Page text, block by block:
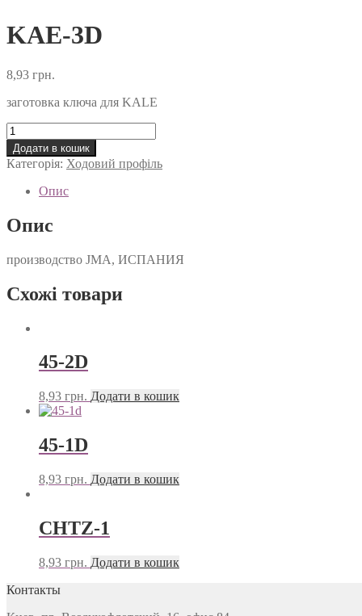
KAE-3D
8,93 грн.
заготовка ключа для KALE
KAE-
3D
кількість
Додати в кошик
Категорія: Ходовий профіль
Опис
Опис
производство JMA, ИСПАНИЯ
Схожі товари
45-2D
8,93 грн. Додати в кошик
45-1D
8,93 грн. Додати в кошик
CHTZ-1
8,93 грн. Додати в кошик
Контакты